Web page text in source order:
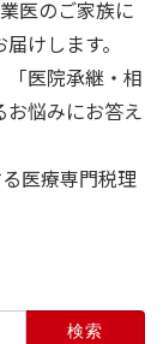
医のご家族に
けします。
「医院承継・相
悩みにお答え
医療専門税理